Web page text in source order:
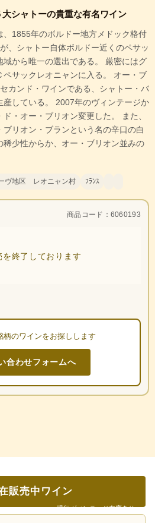
シャトーの貴重な有名ワイン
、1855年のボルドー地方メドック格付
、シャトー自体ボルドー近くのペサッ
から唯一の選出である。 厳密にはグ
サックレオニャンに入る。 オー・ブ
カンド・ワインである、シャトー・バ
産している。 2007年のヴィンテージか
・オー・ブリオン変更した。 また、
リオン・ブランという名の辛口の白
稀少性からか、オー・ブリオン並みの
ヴ地区 レオニャン村 ﾌﾗﾝｽ
商品コード：6060193
終了しております
柄のワインをお探しします
合わせフォームへ
販売中ワイン
現行ヴィンテージ在庫あり